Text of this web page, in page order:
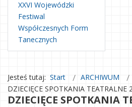
XXVI Wojewódzki
Festiwal
Współczesnych Form
Tanecznych
Jesteś tutaj: Start ARCHIWUM
DZIECIĘCE SPOTKANIA TEATRALNE
DZIECIĘCE SPOTKANIA